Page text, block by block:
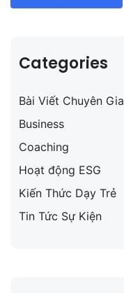
Categories
Bài Viết Chuyên Gia
Business
Coaching
Hoạt động ESG
Kiến Thức Dạy Trẻ
Tin Tức Sự Kiện